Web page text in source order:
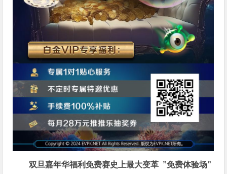
双旦嘉年华福利免费赛史上最大变革 ”免费体验场”